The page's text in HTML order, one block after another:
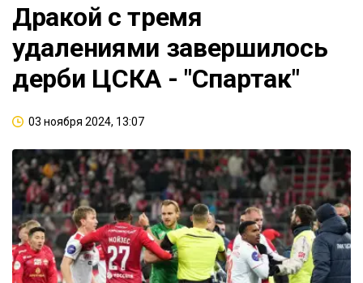
Дракой с тремя
удалениями завершилось
дерби ЦСКА - "Спартак"
03 ноября 2024, 13:07